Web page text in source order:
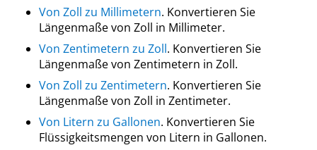
Von Zoll zu Millimetern. Konvertieren Sie
Längenmaße von Zoll in Millimeter.
Von Zentimetern zu Zoll. Konvertieren Sie
Längenmaße von Zentimetern in Zoll.
Von Zoll zu Zentimetern. Konvertieren Sie
Längenmaße von Zoll in Zentimeter.
Von Litern zu Gallonen. Konvertieren Sie
Flüssigkeitsmengen von Litern in Gallonen.